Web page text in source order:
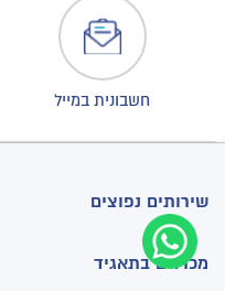
חשבונית במייל
שירותים נפוצים
מכרזים בתאגיד